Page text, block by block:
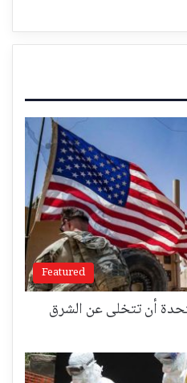
Featured
أن تتخلى عن الشرق